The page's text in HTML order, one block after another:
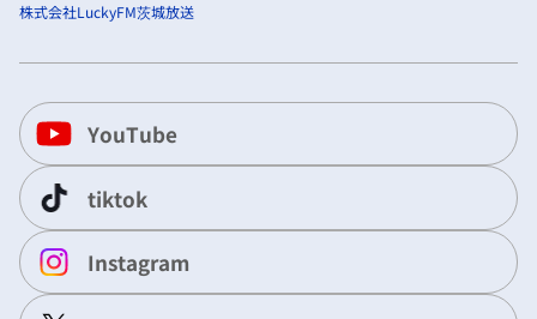
株式会社LuckyFM茨城放送
YouTube
tiktok
Instagram